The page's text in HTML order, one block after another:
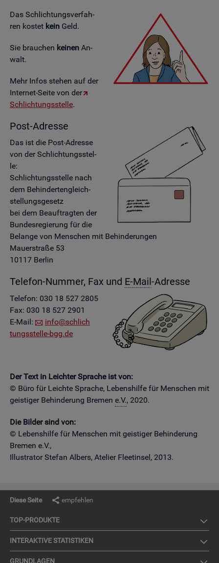
Das Schlich­tungs­ver­fah­
ren kos­tet kein Geld.
Sie brau­chen kei­nen An­
walt.
Mehr Infos ste­hen auf der
In­ter­net-Seite von der
Schlich­tungs­stel­le.
Post-Adres­se
Das ist die Post-Adres­se
von der Schlich­tungs­stel­
le:
Schlich­tungs­stel­le nach
dem Be­hin­der­ten­gleich­
stel­lungs­ge­setz
bei dem Be­auf­trag­ten der
Bun­des­re­gie­rung für die
Be­lan­ge von Men­schen mit Be­hin­de­run­gen
Mau­er­stra­ße 53
10117 Ber­lin
Te­le­fon-Num­mer, Fax und E-Mail-Adres­se
Te­le­fon: 030 18 527 2805
Fax: 030 18 527 2901
E-Mail:
info@​sch​lich​
tung​sste​lle-​bgg.​de
Der Text in Leich­ter Spra­che ist von:
© Büro für Leich­te Spra­che, Le­bens­hil­fe für Men­schen mit
geis­ti­ger Be­hin­de­rung Bre­men e.V., 2020.
Die Bil­der sind von:
© Le­bens­hil­fe für Men­schen mit geis­ti­ger Be­hin­de­rung
Bre­men e.V.,
Il­lus­tra­tor Ste­fan Al­bers, Ate­lier Fleet­in­sel, 2013.
Diese Seite empfehlen
TOP-PRO­DUK­TE
IN­TER­AK­TI­VE STA­TIS­TI­KEN
GRUND­LA­GEN